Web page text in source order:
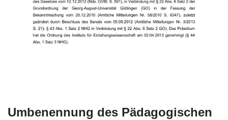
Umbenennung des Pädagogischen